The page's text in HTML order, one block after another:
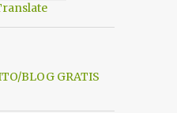
BLOG GRATIS